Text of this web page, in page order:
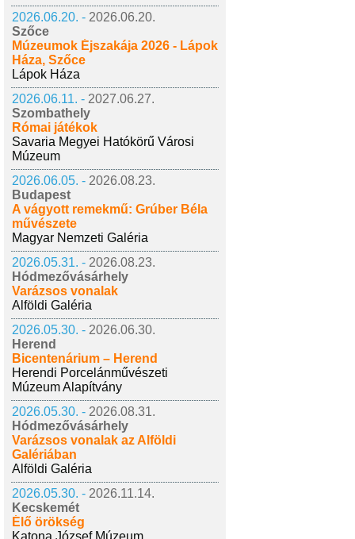
2026.06.20. - 2026.06.20.
Szőce
Múzeumok Éjszakája 2026 - Lápok
Háza, Szőce
Lápok Háza
2026.06.11. - 2027.06.27.
Szombathely
Római játékok
Savaria Megyei Hatókörű Városi
Múzeum
2026.06.05. - 2026.08.23.
Budapest
A vágyott remekmű: Grúber Béla
művészete
Magyar Nemzeti Galéria
2026.05.31. - 2026.08.23.
Hódmezővásárhely
Varázsos vonalak
Alföldi Galéria
2026.05.30. - 2026.06.30.
Herend
Bicentenárium – Herend
Herendi Porcelánművészeti
Múzeum Alapítvány
2026.05.30. - 2026.08.31.
Hódmezővásárhely
Varázsos vonalak az Alföldi
Galériában
Alföldi Galéria
2026.05.30. - 2026.11.14.
Kecskemét
Élő örökség
Katona József Múzeum